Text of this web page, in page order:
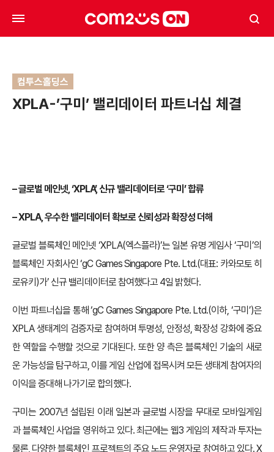
컴투스홀딩스
XPLA-’구미’ 밸리데이터 파트너십 체결
–글로벌 메인넷, ‘XPLA’, 신규 밸리데이터로 ‘구미’ 합류
– XPLA,우수한 밸리데이터 확보로 신뢰성과 확장성 더해
글로벌 블록체인 메인넷 ‘XPLA(엑스플라)’는 일본 유명 게임사 ‘구미’의
블록체인 자회사인 ‘gC Games Singapore Pte. Ltd.(대표: 카와모토 히
로유키)가’ 신규 밸리데이터로 참여했다고 4일 밝혔다.
이번 파트너십을 통해 ‘gC Games Singapore Pte. Ltd.(이하, ‘구미’)은
XPLA 생태계의 검증자로 참여하며 투명성, 안정성, 확장성 강화에 중요
한 역할을 수행할 것으로 기대된다. 또한 양 측은 블록체인 기술의 새로
운 가능성을 탐구하고, 이를 게임 산업에 접목시켜 모든 생태계 참여자의
이익을 증대해 나가기로 합의했다.
구미는 2007년 설립된 이래 일본과 글로벌 시장을 무대로 모바일게임
과 블록체인 사업을 영위하고 있다. 최근에는 웹3 게임의 제작과 투자는
물론, 다양한 블록체인 프로젝트의 주요 노드 운영자로 참여하고 있다. X